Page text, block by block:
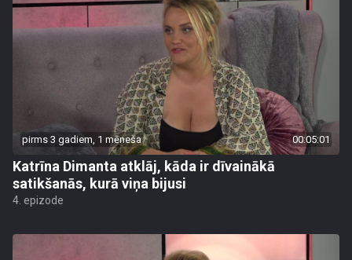
pirms 3 gadiem, 1 mēneša 00:05:01
Katrīna Dimanta atklāj, kāda ir dīvainākā
satikšanās, kurā viņa bijusi
4. epizode